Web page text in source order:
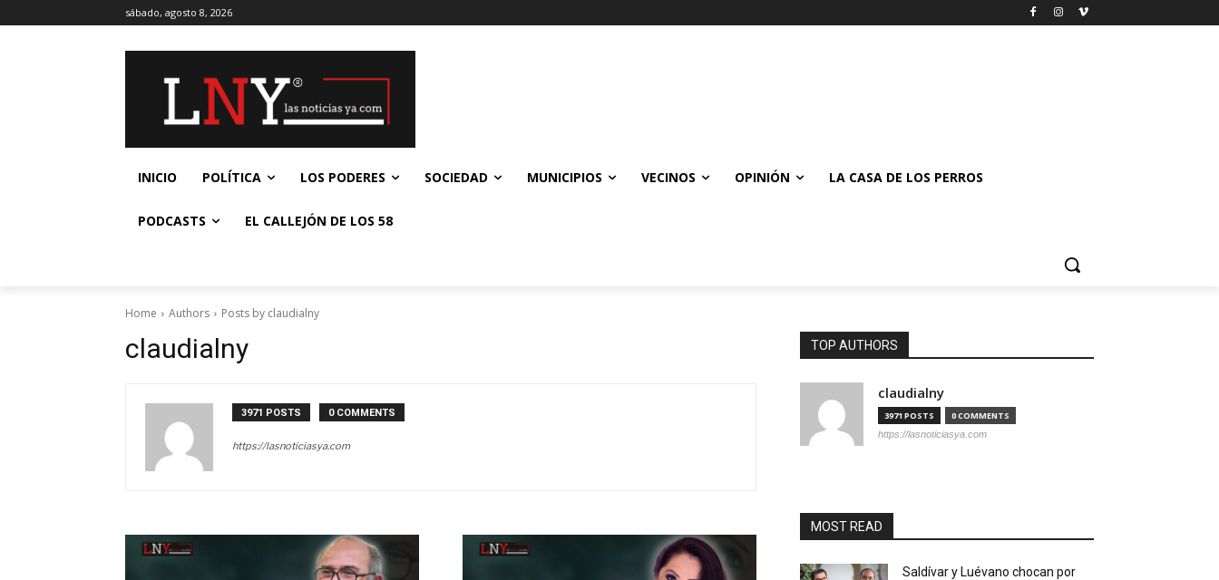
sábado, agosto 8, 2026
INICIO POLÍTICA LOS PODERES SOCIEDAD MUNICIPIOS VECINOS OPINIÓN LA CASA DE LOS PERROS
PODCASTS EL CALLEJÓN DE LOS 58
Home Authors Posts by claudialny
claudialny
3971 POSTS 0 COMMENTS
https://lasnoticiasya.com
TOP AUTHORS
claudialny
3971 POSTS 0 COMMENTS
https://lasnoticiasya.com
MOST READ
Saldívar y Luévano chocan por